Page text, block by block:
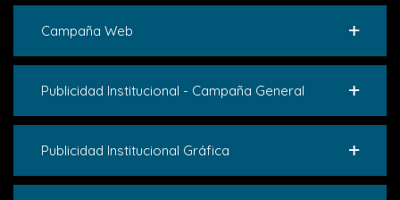
Campaña Web
Publicidad Institucional - Campaña General
Publicidad Institucional Gráfica